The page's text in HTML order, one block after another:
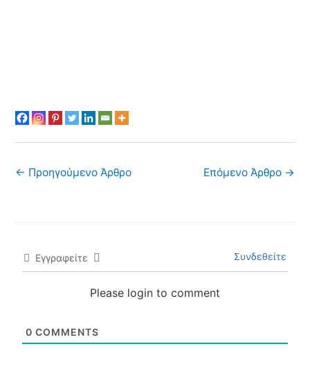
← Προηγούμενο Άρθρο Επόμενο Άρθρο →
Εγγραφείτε Συνδεθείτε
Please login to comment
0 COMMENTS